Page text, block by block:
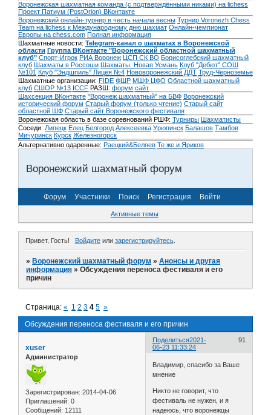
Воронежская шахматная команда (с подтверждёнными никами) на lichess
Проект Патиум (PostOrion) ВКонтакте
Воронежский онлайн-турнир в честь начала весны Турнир Voronezh Chess
Team на lichess к Международному дню шахмат Онлайн-чемпионат
Европы на chess.com Полная информация
Шахматные новости: Telegram-канал о шахматах в Воронежской
области Группа ВКонтакте "Воронежский областной шахматный
клуб" Спорт-Игрок РИА Воронеж ЦСП СК ВО Борисоглебский шахматный
клуб Шахматы в Россоши Шахматы. Новая Усмань Клуб "Дебют" СОШ
№101 Клуб "Эндшпиль" Лицея №4 Нововоронежский ДДТ Труд-Черноземье
Шахматные организации: FIDE ФШР МШФ ЦФО Областной шахматный
клуб СШОР №13 ICCF РАЗШ: форум сайт
Шахсекция ВКонтакте "Воронеж шахматный" на БВФ Воронежский
исторический форум Cтарый форум (только чтение) Старый сайт
областной ШФ Старый сайт Воронежского фестиваля
Воронежская область в базе соревнований РШФ: Турниры Шахматисты
Соседи: Липецк Елец Белгород Алексеевка Урюпинск Балашов Тамбов
Мичуринск Курск Железногорск
Альтернативно одаренные: Раецкий&Беляев Те же и Яриков
Воронежский шахматный форум
Форум Участники Поиск Регистрация Войти
Активные темы
Привет, Гость! Войдитеили зарегистрируйтесь.
»Воронежский шахматный форум »Анонсы и другая
информация »Обсуждения переноса фестиваля и его
причин
Обсуждения переноса фестиваля и его причин
Страница:« 1 2 3 4 5 »
Поделиться 91
2021-
06-23 11:33:24
xuser
Администратор
Зарегистрирован: 2014-04-06
Приглашений: 0
Сообщений: 12111
Владимир, спасибо за Ваше
мнение
Никто не говорит, что
фестиваль не нужен, и я
надеюсь, что воронежцы